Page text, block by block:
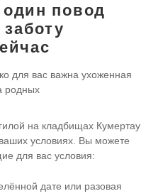
повод
для вас важна ухоженная
родных
на кладбищах Кумертау
условиях. Вы можете
для вас условия:
дате или разовая